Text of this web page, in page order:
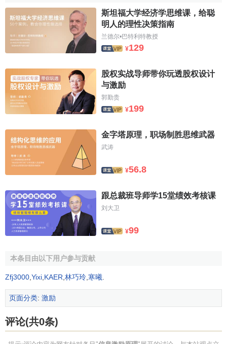
斯坦福大学经济学思维课，给聪
明人的理性决策指南
兰德尔•巴特利特教授
¥129
股权实战导师带你玩透股权设计
与激励
郭勤贵
¥199
金字塔原理，职场制胜思维武器
武涛
¥56.8
跟总裁班导师学15堂绩效考核课
刘大卫
¥99
本条目由以下用户参与贡献
Zfj3000 Yixi KAER 林巧玲 寒曦
页面分类: 激励
评论(共0条)